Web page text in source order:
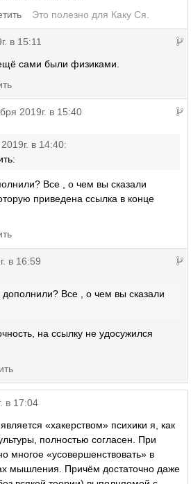
Это полезно для Каку Ся
в 15:11
сами были физиками.
2019г. в 15:40
в 14:40:
Все , о чем вы сказали
приведена ссылка в конце
в 16:59
дополнили? Все , о чем вы сказали
на ссылку не удосужился
в 17:04
«хакерством» психики я, как
полностью согласен. При
многое «усовершенствовать» в
мышления. Причём достаточно даже